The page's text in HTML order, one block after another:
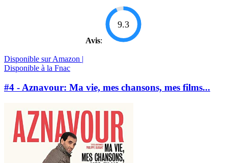
Avis:
9.3
Disponible sur Amazon |
Disponible à la Fnac
#4 - Aznavour: Ma vie, mes chansons, mes films...